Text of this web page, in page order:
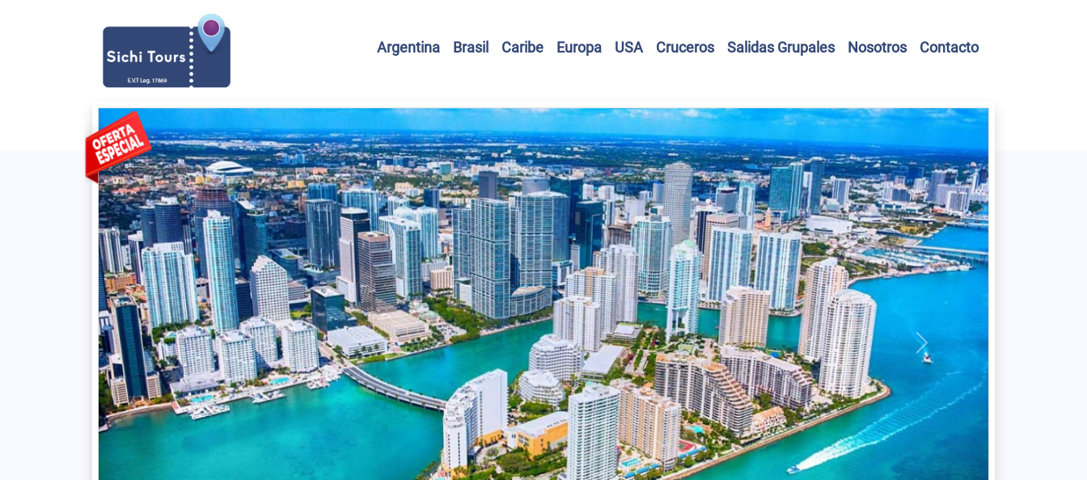
Argentina Brasil Caribe Europa USA Cruceros Salidas Grupales Nosotros Contacto
Previous Next